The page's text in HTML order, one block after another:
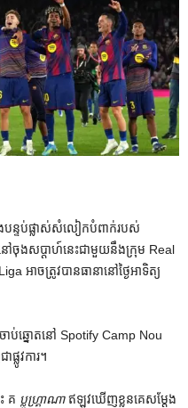
ន្ទប់ផ្លាស់សំលៀកបំពាក់របស់
ចុងសប្តាហ៍នេះជាមួយនឹងក្រុម Real
អាចត្រូវបានធានានៅថ្ងៃអាទិត្យ
ប់​ឆ្នោត​នៅ Spotify Camp Nou
លូវ​ការ។
គ ប្លូហ្គ្រាណាឥឡូវ​ឃើញ​ខ្លួន​គេ​សម្ដែង​